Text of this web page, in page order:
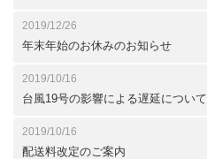
2019/12/26
年末年始のお休みのお知らせ
2019/10/16
台風19号の影響による遅延について
2019/10/16
配送料改定のご案内